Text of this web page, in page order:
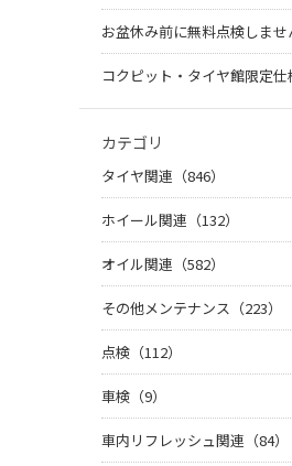
お盆休み前に無料点検しませ
コクピット・タイヤ館限定仕
カテゴリ
タイヤ関連（846）
ホイール関連（132）
オイル関連（582）
その他メンテナンス（223）
点検（112）
車検（9）
車内リフレッシュ関連（84）